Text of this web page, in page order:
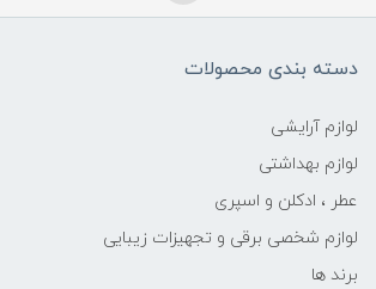
دسته بندی محصولات
لوازم آرایشی
لوازم بهداشتی
عطر ، ادکلن و اسپری
لوازم شخصی برقی و تجهیزات زیبایی
برند ها